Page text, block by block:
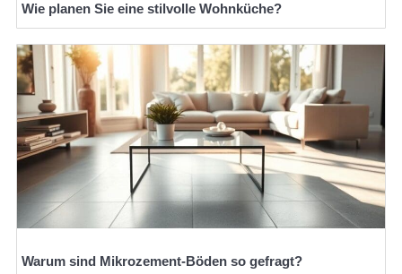
Wie planen Sie eine stilvolle Wohnküche?
Warum sind Mikrozement-Böden so gefragt?